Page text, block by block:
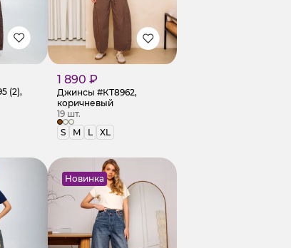
(2),
1 890 ₽
Джинсы #КТ8962,
коричневый
19 шт.
S
M L XL
Новинка